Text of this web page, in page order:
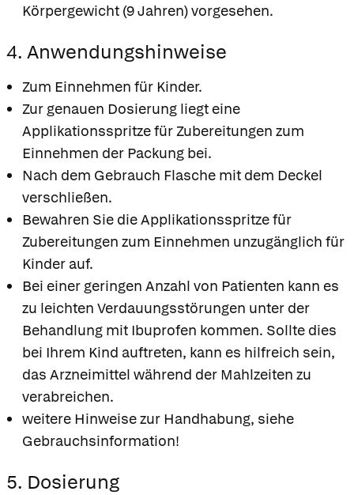
Körpergewicht (9 Jahren) vorgesehen.
4. Anwendungshinweise
Zum Einnehmen für Kinder.
Zur genauen Dosierung liegt eine
Applikationsspritze für Zubereitungen zum
Einnehmen der Packung bei.
Nach dem Gebrauch Flasche mit dem Deckel
verschließen.
Bewahren Sie die Applikationsspritze für
Zubereitungen zum Einnehmen unzugänglich für
Kinder auf.
Bei einer geringen Anzahl von Patienten kann es
zu leichten Verdauungsstörungen unter der
Behandlung mit Ibuprofen kommen. Sollte dies
bei Ihrem Kind auftreten, kann es hilfreich sein,
das Arzneimittel während der Mahlzeiten zu
verabreichen.
weitere Hinweise zur Handhabung, siehe
Gebrauchsinformation!
5. Dosierung